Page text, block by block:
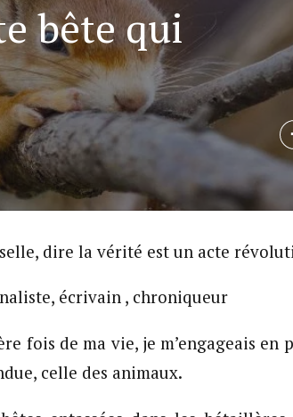
bête qui
dire la vérité est un acte
écrivain , chroniqueur
fois de ma vie, je m’engageais
celle des animaux.